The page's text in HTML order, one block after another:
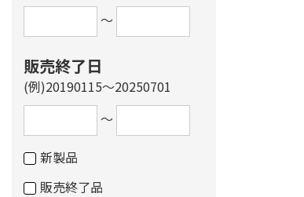
～
販売終了日
(例)20190115～20250701
～
新製品
販売終了品